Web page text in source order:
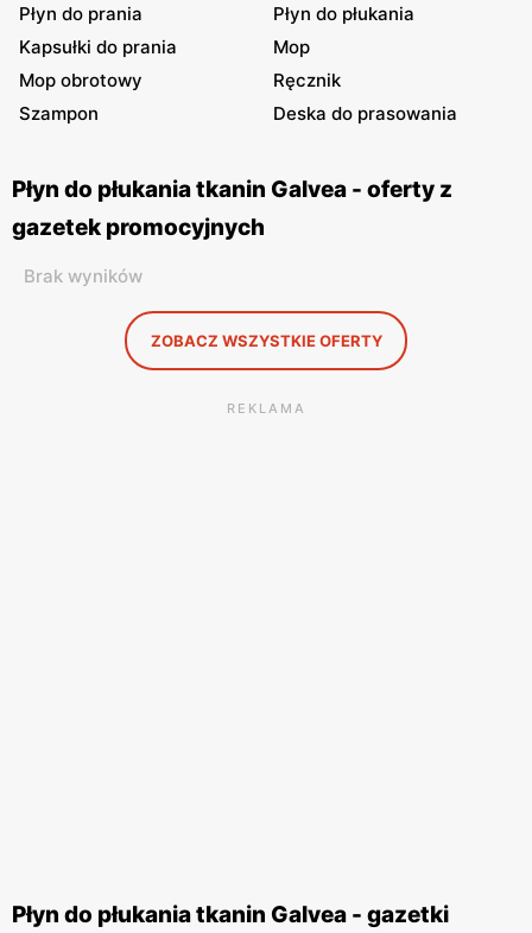
Płyn do prania
Płyn do płukania
Kapsułki do prania
Mop
Mop obrotowy
Ręcznik
Szampon
Deska do prasowania
Płyn do płukania tkanin Galvea - oferty z
gazetek promocyjnych
Brak wyników
ZOBACZ WSZYSTKIE OFERTY
REKLAMA
Płyn do płukania tkanin Galvea - gazetki